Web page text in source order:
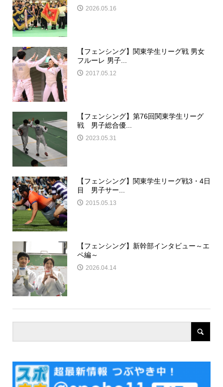
2026.05.16
【フェンシング】関東学生リーグ戦 男女
フルーレ 男子...
2017.05.12
【フェンシング】第76回関東学生リーグ
戦 男子総合優...
2023.05.31
【フェンシング】関東学生リーグ戦3・4日
目 男子サー...
2015.05.13
【フェンシング】新幹部インタビュー～エ
ペ編～
2026.04.14